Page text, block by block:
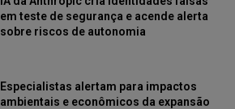
em teste de segurança e acende alerta
sobre riscos de autonomia
Especialistas alertam para impactos
ambientais e econômicos da expansão